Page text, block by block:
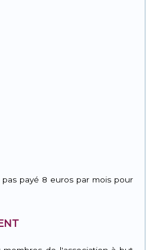
payé 8 euros par mois pour